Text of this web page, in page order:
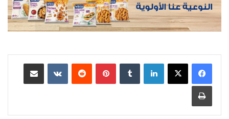
لينكدإن بينتيريست
مشاركة عبر البريد
طباعة